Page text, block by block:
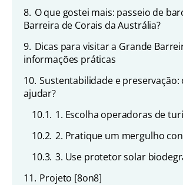
8. O que gostei mais: passeio de
Barreira de Corais da Austrália?
9. Dicas para visitar a Grande
informações práticas
10. Sustentabilidade e
ajudar?
10.1. 1. Escolha operadoras de
10.2. 2. Pratique um mergulho
10.3. 3. Use protetor solar
11. Projeto [8on8]